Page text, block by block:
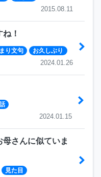
2015.08.11
！
り文句 お久しぶり
2024.01.26
2024.01.15
さんに似ていま
見た目